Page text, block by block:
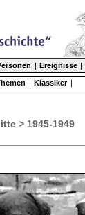
| Ereignisse |
| Klassiker |
> 1945-1949